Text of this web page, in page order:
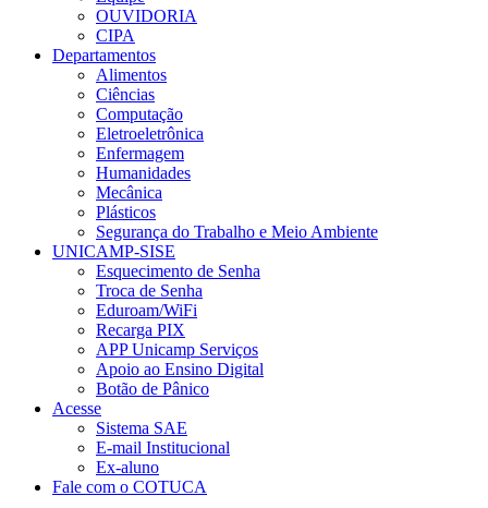
OUVIDORIA
CIPA
Departamentos
Alimentos
Ciências
Computação
Eletroeletrônica
Enfermagem
Humanidades
Mecânica
Plásticos
Segurança do Trabalho e Meio Ambiente
UNICAMP-SISE
Esquecimento de Senha
Troca de Senha
Eduroam/WiFi
Recarga PIX
APP Unicamp Serviços
Apoio ao Ensino Digital
Botão de Pânico
Acesse
Sistema SAE
E-mail Institucional
Ex-aluno
Fale com o COTUCA